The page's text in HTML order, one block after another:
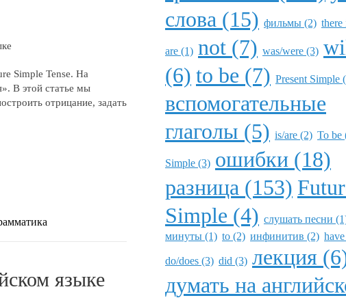
Simple Tense. На
В этой статье мы
отрицание, задать
языке
слова (15) фильмы (2) there
are (1) not (7) was/were (3)
(6) to be (7) Present Simple
вспомогательные
глаголы (5) is/are (2) To be
Simple (3) ошибки (18)
разница (153)
Simple (4) слушать песни
минуты (1) to (2) инфинитив (2)
do/does (3) did (3) лекция
думать на